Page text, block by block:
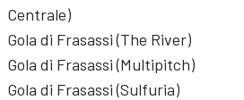
Centrale)
Gola di Frasassi (The River)
Gola di Frasassi (Multipitch)
Gola di Frasassi (Sulfuria)